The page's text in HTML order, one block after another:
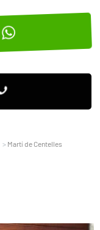
Martí de Centelles